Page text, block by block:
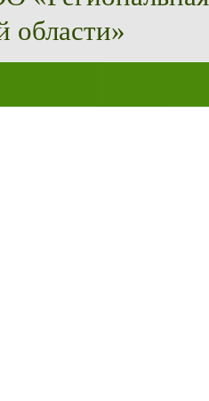
области»